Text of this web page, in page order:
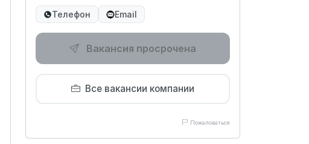
Телефон
Email
Вакансия просрочена
Все вакансии компании
Пожаловаться